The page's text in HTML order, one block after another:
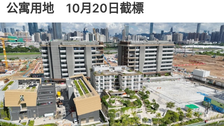
公寓用地 10月20日截標